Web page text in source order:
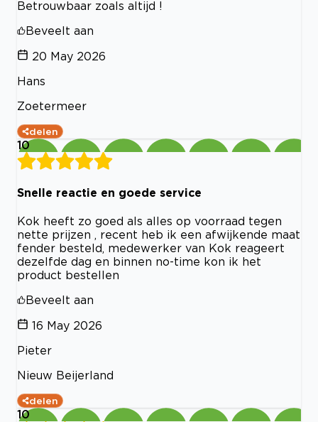
Betrouwbaar zoals altijd !
Beveelt aan
20 May 2026
Hans
Zoetermeer
delen
10
Snelle reactie en goede service
Kok heeft zo goed als alles op voorraad tegen
nette prijzen , recent heb ik een afwijkende maat
fender besteld, medewerker van Kok reageert
dezelfde dag en binnen no-time kon ik het
product bestellen
Beveelt aan
16 May 2026
Pieter
Nieuw Beijerland
delen
10